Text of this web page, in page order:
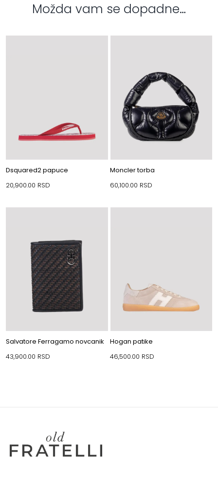
Možda vam se dopadne…
Dsquared2 papuce
20,900.00 RSD
Moncler torba
60,100.00 RSD
Salvatore Ferragamo novcanik
43,900.00 RSD
Hogan patike
46,500.00 RSD